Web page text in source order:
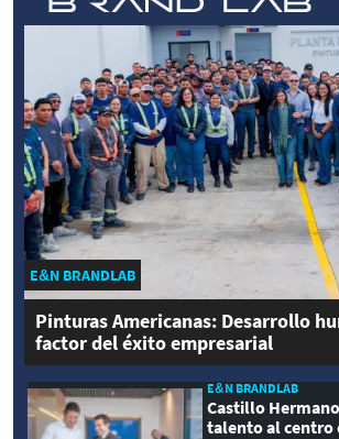
E&N BRANDLAB
Pinturas Americanas: Desarrollo
factor del éxito empresarial
E&N BRANDLAB
Castillo
talento al centro